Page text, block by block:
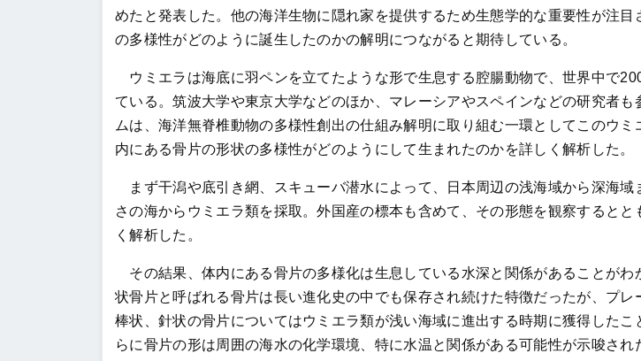
めたと発表した。他の海洋生物に隠れ家を提供するため生態学的な重要性が注目
の多様性がどのように誕生したのかの解明につながると期待している。
ウミエラは海底に羽ペンを立てたような形で生息する腔腸動物で、世界中で
ている。筑波大学や東京大学などのほか、マレーシアやスペインなどの研究者も
ムは、海洋無脊椎動物の多様性創出の仕組み解明に取り組む一環としてこのウミ
内にある骨片の形状の多様性がどのようにして生まれたのかを詳しく解析した。
まず干潟や底引き網、スキューバ潜水によって、日本周辺の浅海域から深海域
さの海からウミエラ類を採取。外国産の標本も含めて、その形態を観察するとと
く解析した。
その結果、体内にある骨片の多様化は生息している水深と関係があることがわ
状骨片と呼ばれる骨片は長い進化史の中でも保存され続けた特徴だったが、プレ
棒状、針状の骨片についてはウミエラ類が浅い海域に進出する時期に獲得したこ
らに骨片の形は周囲の海水の化学環境、特に水温と関係がある可能性が示唆され